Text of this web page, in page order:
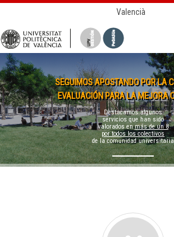
Valencià
SEGUIMOS APOSTANDO POR LA
EVALUACIÓN PARA LA MEJORA
Destacamos algunos
servicios que han sido
valorados enmás de un 8
por todos los colectivos
de la comunidad universitaria